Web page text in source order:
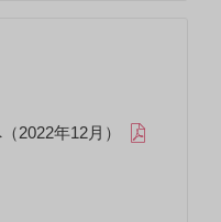
2022年12月）